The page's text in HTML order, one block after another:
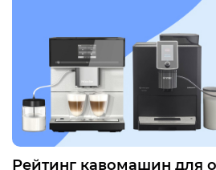
Рейтинг кавомашин для